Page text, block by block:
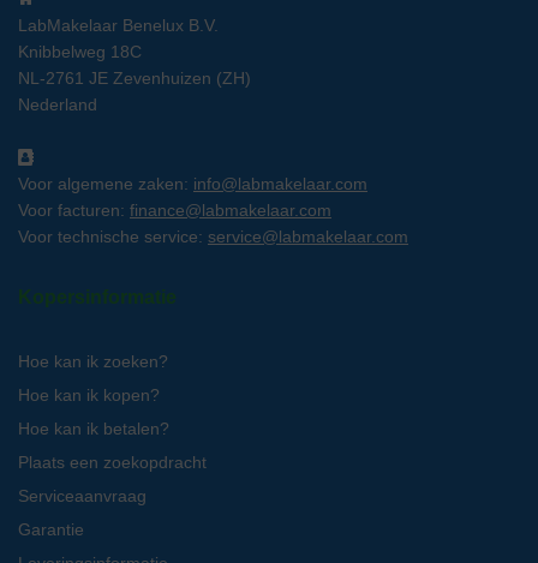
LabMakelaar Benelux B.V.
Knibbelweg 18C
NL-2761 JE Zevenhuizen (ZH)
Nederland
Voor algemene zaken: info@labmakelaar.com
Voor facturen: finance@labmakelaar.com
Voor technische service: service@labmakelaar.com
Kopersinformatie
Hoe kan ik zoeken?
Hoe kan ik kopen?
Hoe kan ik betalen?
Plaats een zoekopdracht
Serviceaanvraag
Garantie